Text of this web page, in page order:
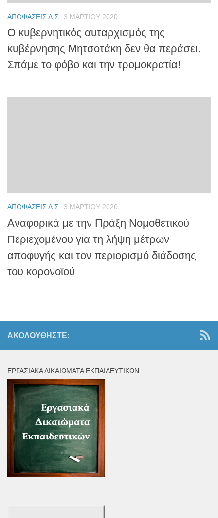
ΑΠΟΦΆΣΕΙΣ Δ.Σ. 3 ΜΑΡΤΊΟΥ 2020
Ο κυβερνητικός αυταρχισμός της
κυβέρνησης Μητσοτάκη δεν θα περάσει.
Σπάμε το φόβο και την τρομοκρατία!
ΑΠΟΦΆΣΕΙΣ Δ.Σ. 3 ΜΑΡΤΊΟΥ 2020
Αναφορικά με την Πράξη Νομοθετικού
Περιεχομένου για τη λήψη μέτρων
αποφυγής και τον περιορισμό διάδοσης
του κορονοϊού
ΑΚΟΛΟΥΘΉΣΤΕ:
ΕΡΓΑΣΙΑΚΆ ΔΙΚΑΙΏΜΑΤΑ ΕΚΠΑΙΔΕΥΤΙΚΏΝ